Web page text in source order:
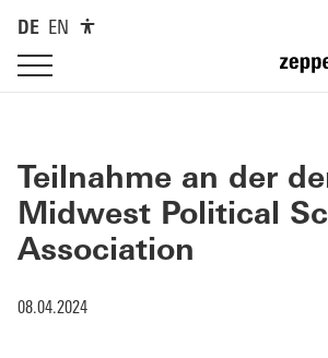
DE EN
Teilnahme an der
Midwest Political
Association
08.04.2024